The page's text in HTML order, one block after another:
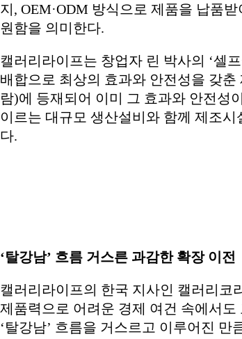
지, OEM·ODM 방식으로 제품을 납품
원함을 의미한다.
캘러리라이프는 창업자 린 박사의 ‘셀
배합으로 최상의 효과와 안전성을 갖춘
람)에 등재되어 이미 그 효과와 안전성
이르는 대규모 생산설비와 함께 제조
다.
‘탈강남’ 흐름 거스른 과감한 확장 이전
캘러리라이프의 한국 지사인 캘러리코
제품력으로 어려운 경제 여건 속에서
‘탈강남’ 흐름을 거스르고 이루어진